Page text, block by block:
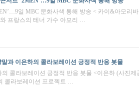
일 MBC 문화사색 통해 방송 < 카이&아모리바
프랑스의 테너 가수 아모리 …
과 이은하의 콜라보레이션 긍정적 반응 봇물
콜라보레이션 긍정적 반응 봇물 <이은하 (사진제
콜라보레이션 프로젝트 …